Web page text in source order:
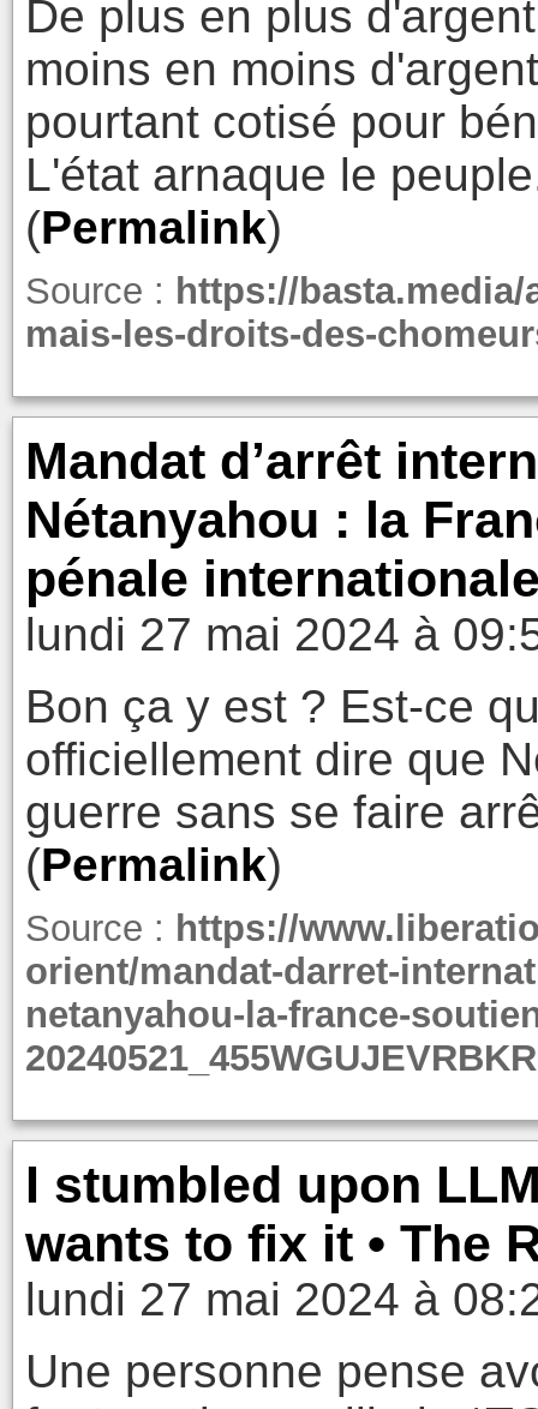
De plus en plus
moins en moins
pourtant cotisé pour
L'état arnaque le
(Permalink)
Source : https://
mais-les-droits-des-
Mandat d’arrêt
Nétanyahou : la
pénale
lundi 27 mai 2024 à
Bon ça y est ? Est-ce
officiellement dire que
guerre sans se faire
(Permalink)
Source : https://
orient/mandat-darret-
netanyahou-la-france-
I stumbled upon
wants to fix it • The
lundi 27 mai 2024 à
Une personne pense